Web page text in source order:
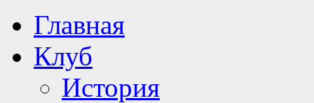
Главная
Клуб
История